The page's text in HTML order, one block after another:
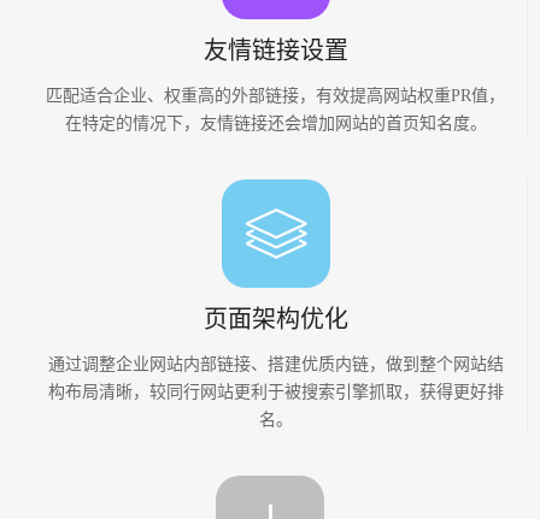
友情链接设置
匹配适合企业、权重高的外部链接，有效提高网站权重PR值，
在特定的情况下，友情链接还会增加网站的首页知名度。
页面架构优化
通过调整企业网站内部链接、搭建优质内链，做到整个网站结
构布局清晰，较同行网站更利于被搜索引擎抓取，获得更好排
名。